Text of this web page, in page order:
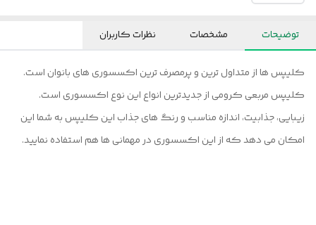
توضیحات مشخصات نظرات کاربران
کلیپس ها از متداول ترین و پرمصرف ترین اکسسوری های بانوان است.
کلیپس مربعی کرومی از جدیدترین انواع این نوع اکسسوری است.
زیبایی، جذابیت، اندازه مناسب و رنگ های جذاب این کلیپس به شما این
امکان می دهد که از این اکسسوری در مهمانی ها هم استفاده نمایید.